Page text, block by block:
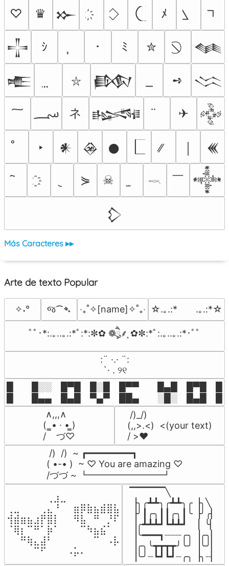
♡ ♛ 𒁍 ﾒ
𒋲 ｼ ･ ﾐ ✮ 𒈝
𒍫 ⛥ 𒁃 ➺ 𒈱
؄ ネ 𒈙 ✈ 𒅒
‣ 𒀭 𒊲 𒊹 𒌍
⋟ ☠ 𓎖 ￣ 𒀱
𒁷
Más Caracteres ▸▸
Arte de texto Popular
✧˖° જ⁀➴ ‎‧₊˚✧[name]✧˚₊‧ ☆.｡.:*　　.｡.:*☆
ﾟﾟ･*:.｡..｡.:*ﾟ:*:✼✿ ❁ཻུ۪۪⸙͎ ✿✼:*ﾟ:.｡..｡.:*･ﾟﾟ
⠀:¨ ·.· ¨:⠀
⠀ `· . ୨୧⠀
█  █░░ █▀█ █░█ █▀▀  █▄█ █▀█
█  █▄▄ █▄█ ▀▄▀ ██▄  ░█░ █▄█
∧,,,∧
(  ̳• · • ̳)
/    づ♡
/)_/)
(,,>.<)  <(your text)
/ >❤️
/)  /)  ~ ┏━━━━━━━━┓
( •-• )  ~ ♡ You are amazing ♡
/づづ ~ ┗━━━━━━━━┛
⠀⠀⠀⠀⠀⠀⢀⣰⣀⠀⠀⠀⠀⠀⠀⠀⠀
⢀⣀⠀⠀⠀⢀⣄⠘⠀⠀⣶⡿⣷⣦⣾⣿⣧
⢺⣾⣶⣦⣰⡟⣿⡇⠀⠀⠻⣧⠀⠛⠀⡘⠏
⠈⢿⡆⠉⠛⠁⡷⠁⠀⠀⠀⠉⠳⣦⣮⠁⠀
⠀⠀⠛⢷⣄⣼⠃⠀⠀⠀⠀⠀⠀⠉⠀⠠⡧
⠀⠀⠀⠀⠉⠋⠀⠀⠀⠠⡥⠄⠀⠀⠀⠀⠀
▔▔▔▔▔╲
▕╮╭┻┻╮╭┻┻╮╭▕╮╲
▕╯┃╭╮┃┃╭╮┃╰▕╯╭▏
▕╭┻┻┻┛┗┻┻┛  ▕  ╰▏
▕╰━━━┓┈┈┈╭╮▕╭╮▏
▕╭╮╰┳┳┳┳╯╰╯▕╰╯▏
▕╰╯┈┗┛┗┛┈╭╮▕╮┈▏